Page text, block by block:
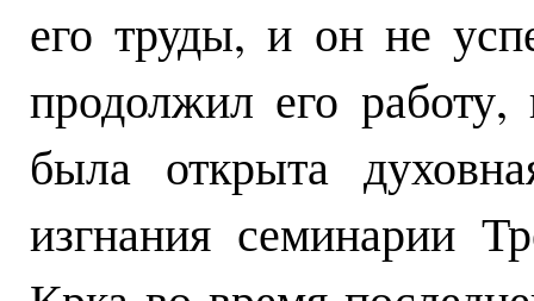
его труды, и он не
продолжил его
была открыта
изгнания семинарии